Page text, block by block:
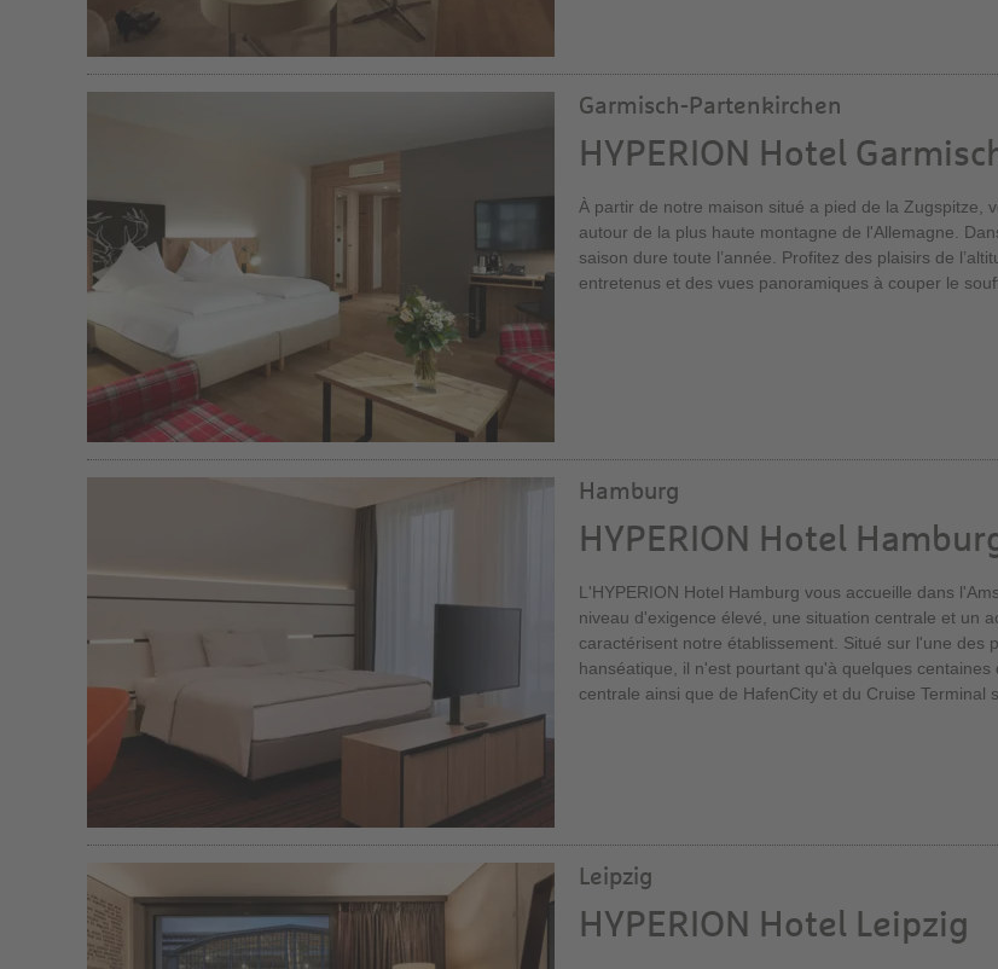
Garmisch-Partenkirchen
HYPERION Hotel
À partir de notre maison situé a pied de la Zugspitze,
autour de la plus haute montagne de l'Allemagne.
saison dure toute l’année. Profitez des plaisirs de
entretenus et des vues panoramiques à couper le
Hamburg
HYPERION Hotel
L'HYPERION Hotel Hamburg vous accueille dans
niveau d'exigence élevé, une situation centrale et un
caractérisent notre établissement. Situé sur l'une des
hanséatique, il n'est pourtant qu'à quelques
centrale ainsi que de HafenCity et du Cruise Terminal
Leipzig
HYPERION Hotel Leipzig